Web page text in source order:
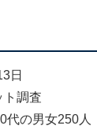
日
ト調査
の男女250人